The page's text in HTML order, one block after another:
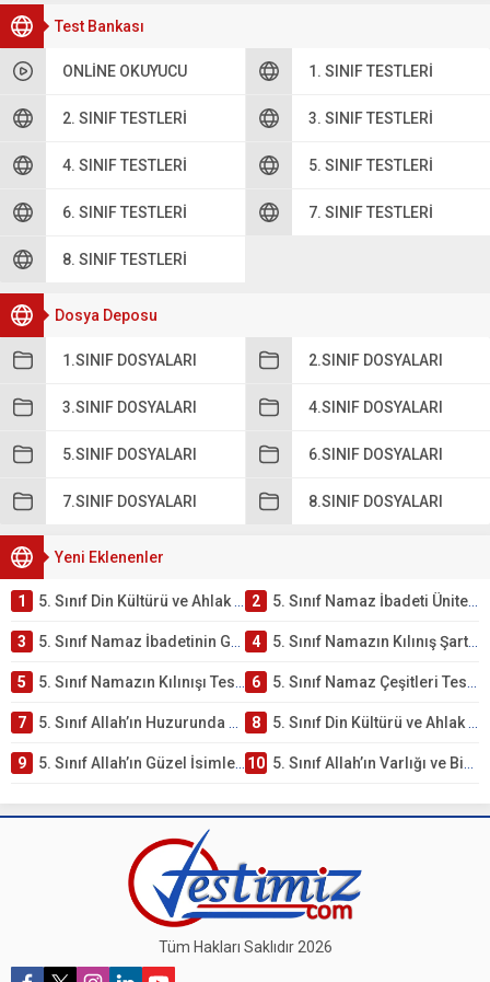
Test Bankası
ONLINE OKUYUCU 1. SINIF TESTLERI
2. SINIF TESTLERI 3. SINIF TESTLERI
4. SINIF TESTLERI 5. SINIF TESTLERI
6. SINIF TESTLERI 7. SINIF TESTLERI
8. SINIF TESTLERI
Dosya Deposu
1.SINIF DOSYALARI 2.SINIF DOSYALARI
3.SINIF DOSYALARI 4.SINIF DOSYALARI
5.SINIF DOSYALARI 6.SINIF DOSYALARI
7.SINIF DOSYALARI 8.SINIF DOSYALARI
Yeni Eklenenler
1 5. Sınıf Din Kültürü ve Ahlak Bilgisi 2. Ünite: Namaz İbadeti Çalışmaları 2 5. Sınıf Namaz İbadeti Ünite Testi – Online Çöz
3 5. Sınıf Namaz İbadetinin Getirdiği Faydalar Testi 4 5. Sınıf Namazın Kılınış Şartları Testi
5 5. Sınıf Namazın Kılınışı Testi – Online Çöz 6 5. Sınıf Namaz Çeşitleri Testi – Online Çöz
7 5. Sınıf Allah’ın Huzurunda Olmak – Namaz İbadeti Testi 8 5. Sınıf Din Kültürü ve Ahlak Bilgisi 1. Ünite: Allah İnancı Çalışmaları
9 5. Sınıf Allah’ın Güzel İsimleri Testi – Online Çöz 10 5. Sınıf Allah’ın Varlığı ve Birliği Testi – Online Çöz
Tüm Hakları Saklıdır 2026